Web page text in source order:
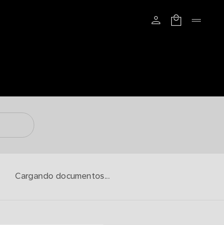
Cargando documentos...